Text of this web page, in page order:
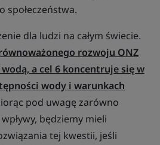
społeczeństwa.
dla ludzi na całym świecie.
rozwoju ONZ
a cel 6 koncentruje się w
wody i warunkach
pod uwagę zarówno
będziemy mieli
tej kwestii, jeśli